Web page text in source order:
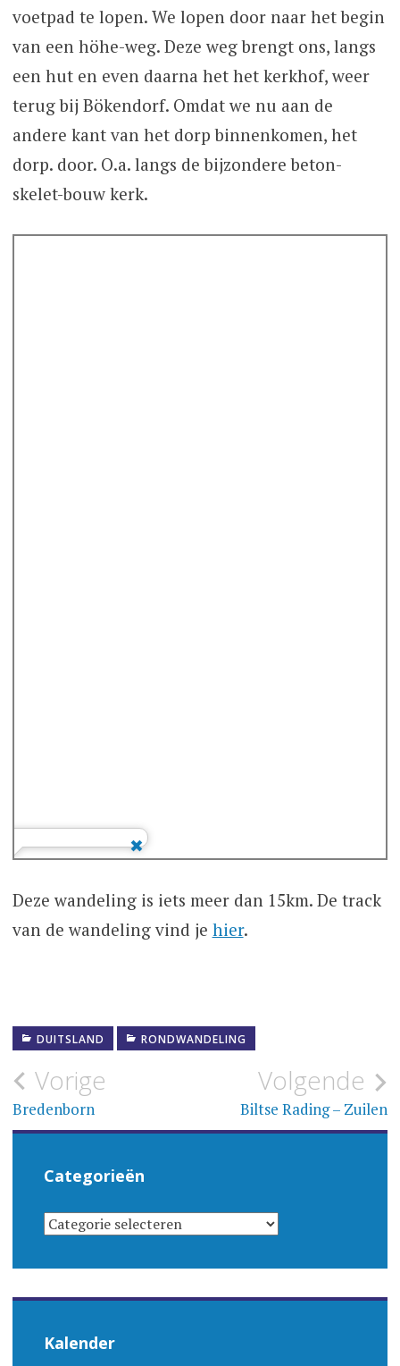
voetpad te lopen. We lopen door naar het begin
van een höhe-weg. Deze weg brengt ons, langs
een hut en even daarna het het kerkhof, weer
terug bij Bökendorf. Omdat we nu aan de
andere kant van het dorp binnenkomen, het
dorp. door. O.a. langs de bijzondere beton-
skelet-bouw kerk.
Deze wandeling is iets meer dan 15km. De track
van de wandeling vind je hier.
DUITSLAND RONDWANDELING
Bericht
navigatie
Vorige
Bredenborn
Volgende
Biltse Rading – Zuilen
Categorieën
CATEGORIEËN
Kalender